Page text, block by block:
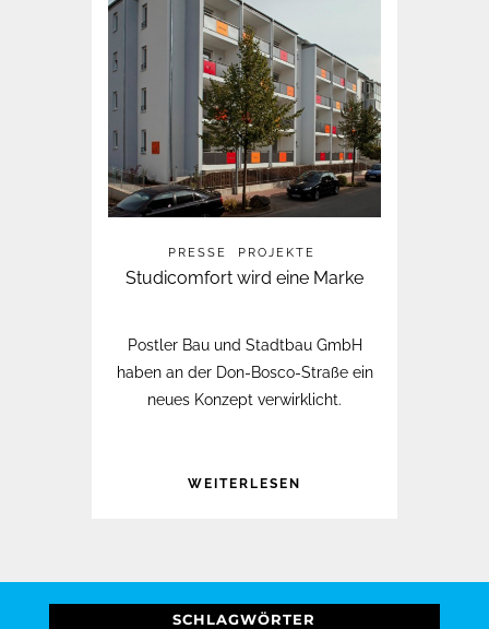
PRESSE PROJEKTE
Studicomfort wird eine Marke
Postler Bau und Stadtbau GmbH
haben an der Don-Bosco-Straße ein
neues Konzept verwirklicht.
WEITERLESEN
SCHLAGWÖRTER